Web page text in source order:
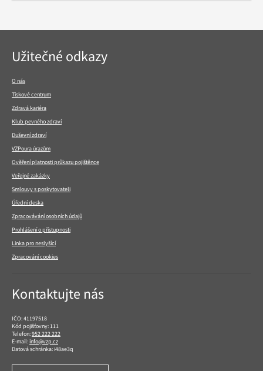
Navigace
v
Užitečné odkazy
O nás
Tiskové centrum
Zdravá kariéra
Klub pevného zdraví
Duševní zdraví
VZPoura úrazům
Ověření platnosti průkazu pojištěnce
Veřejné zakázky
Smlouvy s poskytovateli
Úřední deska
Zpracovávání osobních údajů
Prohlášení o přístupnosti
Linka pro neslyšící
Zpracování cookies
Kontaktujte nás
IČO: 41197518
Kód pojišťovny: 111
Telefon:952 222 222
E-mail:info@vzp.cz
Datová schránka: i48ae3q